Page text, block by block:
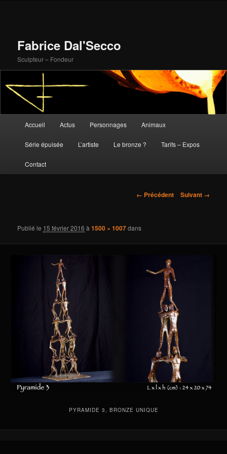
Fabrice Dal'Secco
Sculpteur – Fondeur
Aller
au
contenu
Accueil Actus Personnages Animaux
Série épuisée L’artiste Le bronze ? Tarifs – Expos
Contact
Navigation
← Précédent Suivant →
Publié le 15 février 2016 à1500 × 1007dans
PYRAMIDE 3, BRONZE UNIQUE